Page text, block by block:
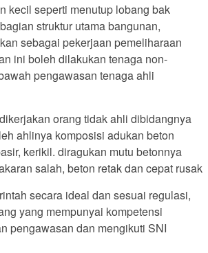
kecil seperti menutup lobang bak
struktur utama bangunan,
sebagai pekerjaan pemeliharaan
ini boleh dilakukan tenaga non-
pengawasan tenaga ahli
orang tidak ahli dibidangnya
ahlinya komposisi adukan beton
kerikil. diragukan mutu betonnya
salah, beton retak dan cepat rusak
secara ideal dan sesuai regulasi,
yang mempunyai kompetensi
pengawasan dan mengikuti SNI